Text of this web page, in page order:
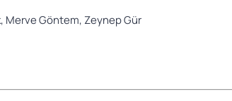
Merve Göntem, Zeynep Gür